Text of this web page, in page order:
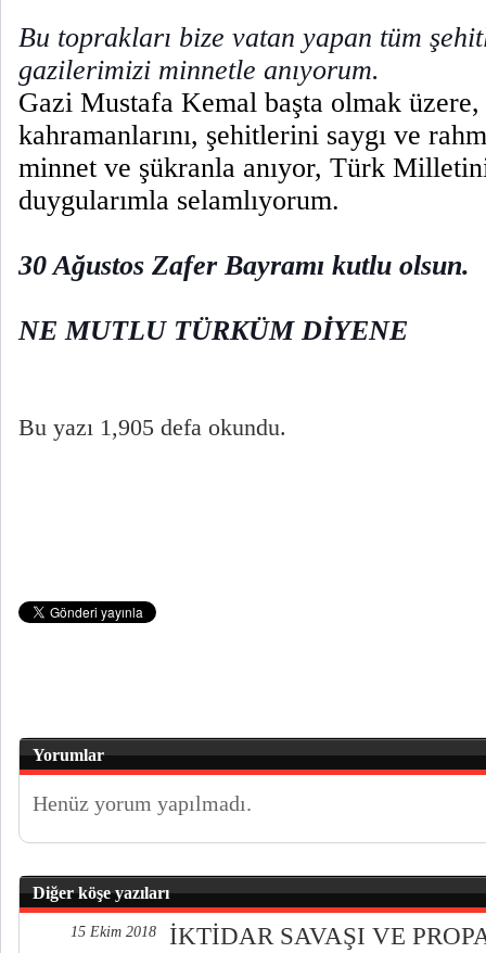
Bu toprakları bize vatan yapan tüm
gazilerimizi minnetle anıyorum.
Gazi Mustafa Kemal başta olmak üzere,
kahramanlarını, şehitlerini saygı ve
minnet ve şükranla anıyor, Türk
duygularımla selamlıyorum.
30 Ağustos Zafer Bayramı kutlu olsun.
NE MUTLU TÜRKÜM DİYENE
Bu yazı 1,905 defa okundu.
Yorumlar
Henüz yorum yapılmadı.
Diğer köşe yazıları
15 Ekim 2018 İKTİDAR SAVAŞI VE